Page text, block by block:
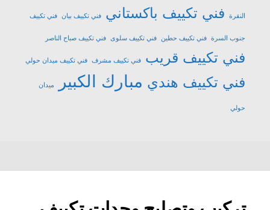
النقرة فني تكييف باكستاني فني تكييف بيان فني تكييف
جنوب السرة فني تكييف حطين فني تكييف سلوى فني تكييف صباح الناصر
فني تكييف قريب فني تكييف مشرف فني تكييف ميدان حولي
فني تكييف هندي مبارك الكبير ميدان
حولي